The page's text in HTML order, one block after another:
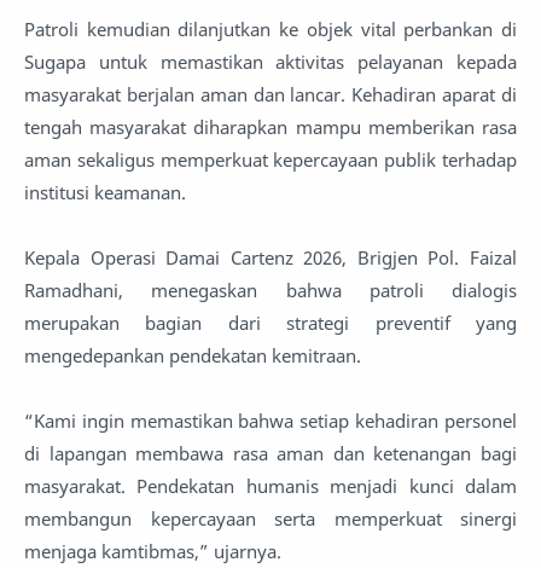
Patroli kemudian dilanjutkan ke objek vital perbankan di
Sugapa untuk memastikan aktivitas pelayanan kepada
masyarakat berjalan aman dan lancar. Kehadiran aparat di
tengah masyarakat diharapkan mampu memberikan rasa
aman sekaligus memperkuat kepercayaan publik terhadap
institusi keamanan.
Kepala Operasi Damai Cartenz 2026, Brigjen Pol. Faizal
Ramadhani, menegaskan bahwa patroli dialogis
merupakan bagian dari strategi preventif yang
mengedepankan pendekatan kemitraan.
“Kami ingin memastikan bahwa setiap kehadiran personel
di lapangan membawa rasa aman dan ketenangan bagi
masyarakat. Pendekatan humanis menjadi kunci dalam
membangun kepercayaan serta memperkuat sinergi
menjaga kamtibmas,” ujarnya.